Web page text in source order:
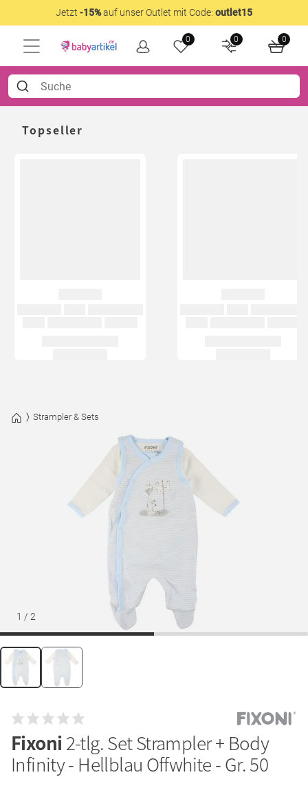
Jetzt -15%auf unser Outlet mit Code: outlet15
0 0 0
Topseller
Strampler & Sets
1 / 2
Fixoni2-tlg. Set Strampler + Body
Infinity - Hellblau Offwhite - Gr. 50